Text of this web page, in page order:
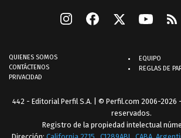
QUIENES SOMOS
CONTÁCTENOS
PRIVACIDAD
EQUIPO
REGLAS DE
442 - Editorial Perfil S.A. | © Perfil.com 2006-2026
reservados.
Registro de la propiedad intelectual